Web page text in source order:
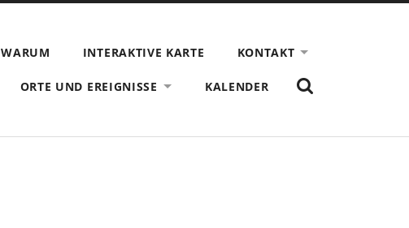
WARUM INTERAKTIVE KARTE KONTAKT
ORTE UND EREIGNISSE KALENDER
ZEIGE
DAS